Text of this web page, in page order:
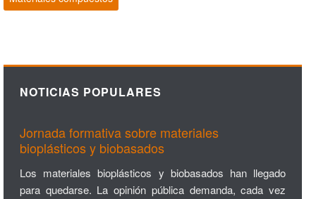
NOTICIAS POPULARES
Jornada formativa sobre materiales
bioplásticos y biobasados
Los materiales bioplásticos y biobasados han llegado
para quedarse. La opinión pública demanda, cada vez